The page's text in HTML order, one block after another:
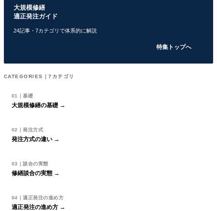
大規模修繕
適正発注ガイド
24記事・7カテゴリで体系的に解説
特集トップへ
CATEGORIES｜7カテゴリ
01｜基礎
大規模修繕の基礎 →
02｜発注方式
発注方式の違い →
03｜談合の実態
修繕談合の実態 →
04｜適正発注の進め方
適正発注の進め方 →